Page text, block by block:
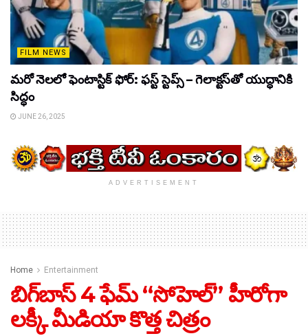
FILM NEWS
మరో నెలలో ఫెంటాస్టిక్ ఫోర్: ఫస్ట్ స్టెప్స్ – గెలాక్టస్‌తో యుద్ధానికి
సిద్ధం
JUNE 26, 2025
ADVERTISEMENT
Home Entertainment
బిగ్‌బాస్ 4 ఫేమ్ “సోహెల్” హీరోగా
ల‌క్కీ మీడియా కొత్త చిత్రం